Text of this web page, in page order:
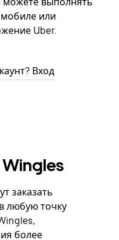
или
Uber.
Вход
заказать
любую точку
более